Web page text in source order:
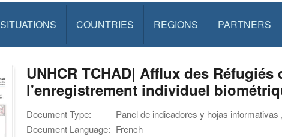
SITUATIONS COUNTRIES REGIONS PARTNERS
UNHCR TCHAD| Afflux des
l'enregistrement individuel
Document Type:
Panel de indicadores y hojas
Document Language: French